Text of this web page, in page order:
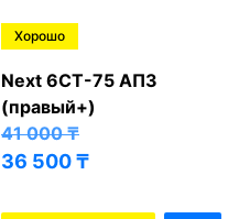
Хорошо
Next 6СТ-75 АПЗ
(правый+)
41 000₸
36 500₸